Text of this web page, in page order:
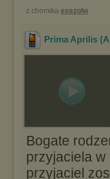
z chomika exezolw
Prima Aprilis
Bogate
przyjaciela
przyjaciel